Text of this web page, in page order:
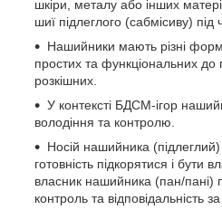
шкіри, металу або інших
шиї підлеглого (сабмісиву)
Нашийники мають різні
простих та функціональних
розкішних.
У контексті БДСМ-ігор
володіння та контролю.
Носій нашийника
готовність підкорятися і бути
власник нашийника (пан/пані)
контроль та відповідальність за